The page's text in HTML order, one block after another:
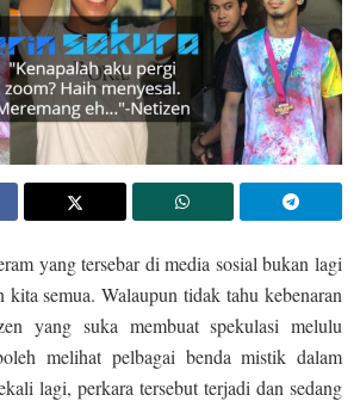
yang tersebar di media sosial bukan lagi
kita semua. Walaupun tidak tahu kebenaran
yang suka membuat spekulasi melulu
melihat pelbagai benda mistik dalam
lagi, perkara tersebut terjadi dan sedang